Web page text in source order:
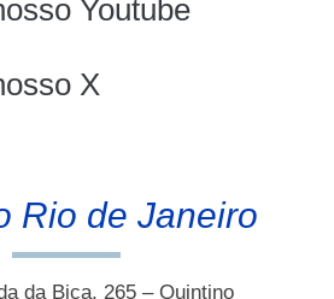
Youtube
X
Rio de Janeiro
da Bica, 265 – Quintino